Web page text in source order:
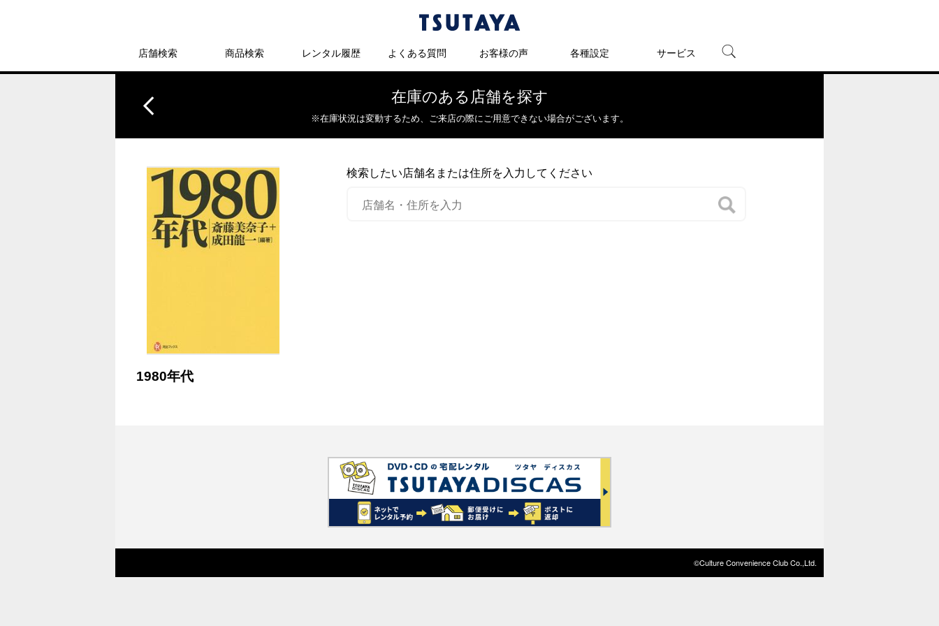
店舗検索 商品検索 レンタル履歴 よくある質問 お客様の声 各種設定 サービス
在庫のある店舗を探す
※在庫状況は変動するため、 ご来店の際にご用意できない場合がございます。
1980年代
検索したい店舗名または住所を入力してください
©Culture Convenience Club Co.,Ltd.